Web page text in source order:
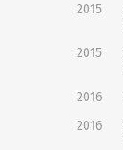
2015
2015
2016
2016